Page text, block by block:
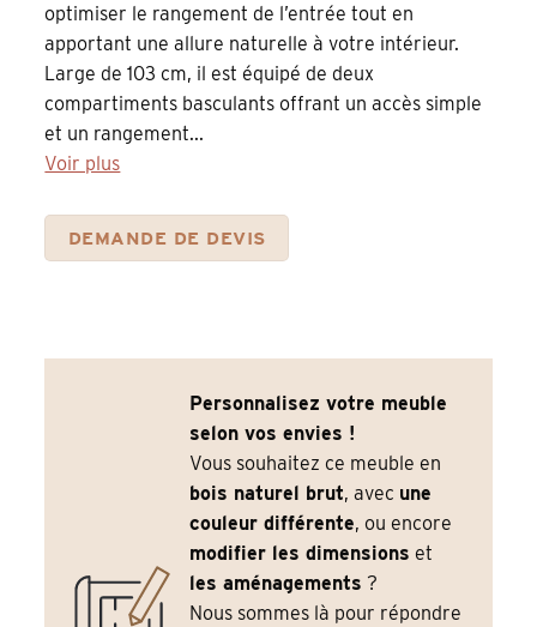
optimiser le rangement de l’entrée tout en
apportant une allure naturelle à votre intérieur.
Large de 103 cm, il est équipé de deux
compartiments basculants offrant un accès simple
et un rangement...
Voir plus
DEMANDE DE DEVIS
Personnalisez votre meuble
selon vos envies !
Vous souhaitez ce meuble en
bois naturel brut, avec une
couleur différente, ou encore
modifier les dimensions et
les aménagements ?
Nous sommes là pour répondre